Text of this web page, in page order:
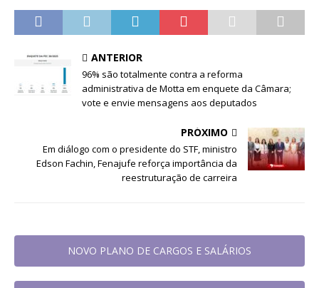
ANTERIOR
96% são totalmente contra a reforma
administrativa de Motta em enquete da Câmara;
vote e envie mensagens aos deputados
PRÓXIMO
Em diálogo com o presidente do STF, ministro
Edson Fachin, Fenajufe reforça importância da
reestruturação de carreira
NOVO PLANO DE CARGOS E SALÁRIOS